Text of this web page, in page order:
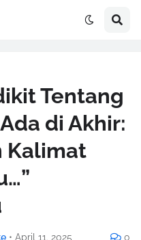
Tentang
di Akhir:
Kalimat
• April 11, 2025 0